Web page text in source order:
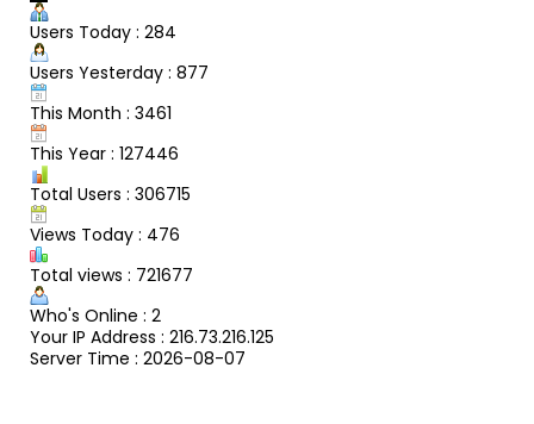
Users Today : 284
Users Yesterday : 877
This Month : 3461
This Year : 127446
Total Users : 306715
Views Today : 476
Total views : 721677
Who's Online : 2
Your IP Address : 216.73.216.125
Server Time : 2026-08-07